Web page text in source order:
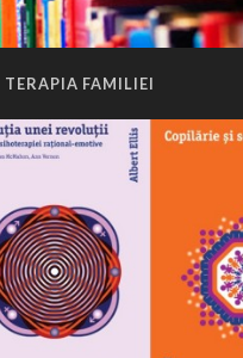
TERAPIA FAMILIEI